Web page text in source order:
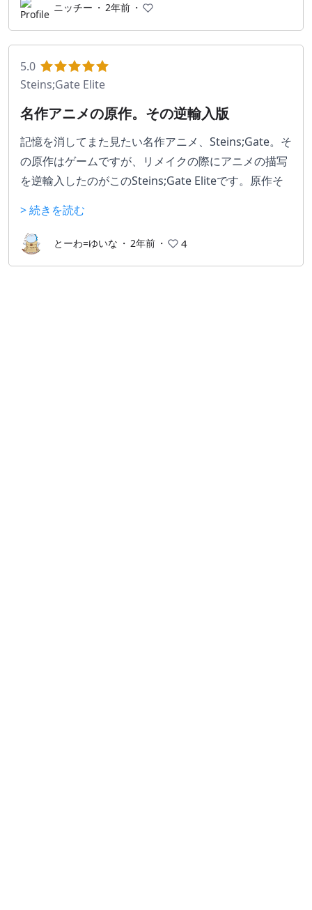
ニッチー ・ 2年前 ・
5.0
Steins;Gate Elite
名作アニメの原作。その逆輸入版
記憶を消してまた見たい名作アニメ、Steins;Gate。そ
の原作はゲームですが、リメイクの際にアニメの描写
を逆輸入したのがこのSteins;Gate Eliteです。原作そ
が、アニメ描写が入ることで見る楽しさも倍増です。
ただ、無印Steins;Gateと同じくTrueENDを見るフラ
グが非常に難しい。これを見るかどうかで評価が全く
> 続きを読む
とーわ=ゆいな ・ 2年前 ・ 4